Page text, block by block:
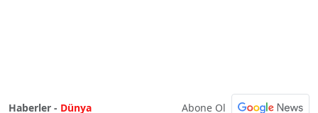
Haberler - Dünya Abone Ol